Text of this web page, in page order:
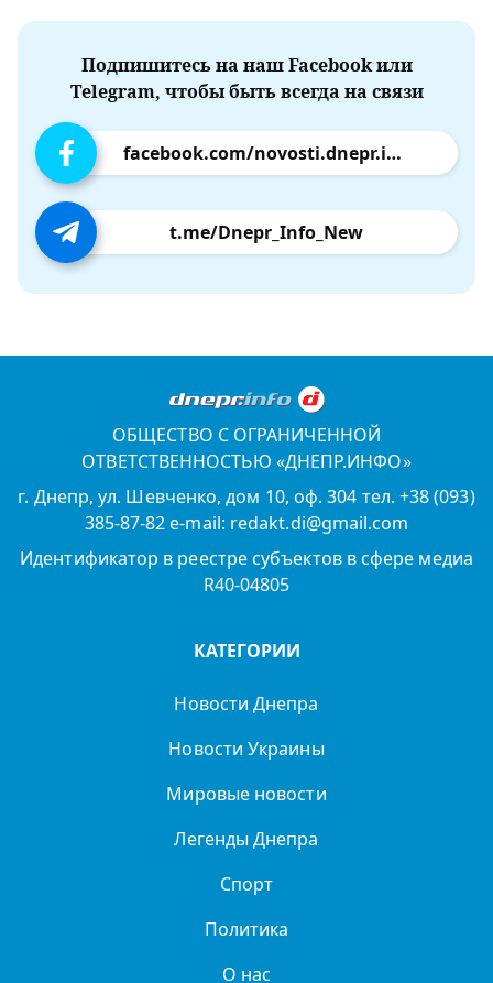
Подпишитесь на наш Facebook или
Telegram, чтобы быть всегда на связи
facebook.com/novosti.dnepr.info
t.me/Dnepr_Info_New
ОБЩЕСТВО С ОГРАНИЧЕННОЙ
ОТВЕТСТВЕННОСТЬЮ «ДНЕПР.ИНФО»
г. Днепр, ул. Шевченко, дом 10, оф. 304 тел. +38 (093)
385-87-82 e-mail: redakt.di@gmail.com
Идентификатор в реестре субъектов в сфере медиа
R40-04805
КАТЕГОРИИ
Новости Днепра
Новости Украины
Мировые новости
Легенды Днепра
Спорт
Политика
О нас